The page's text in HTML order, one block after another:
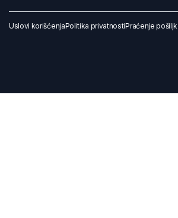
Uslovi korišćenjaPolitika privatnostiPraćenje